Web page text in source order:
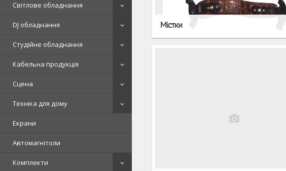
Світлове обладнання
DJ обладнання
Студійне обладнання
Кабельна продукція
Сцена
Техніка для дому
Екрани
Автомагнітоли
Комплекти
Містки